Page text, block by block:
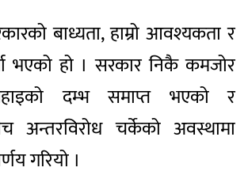
बाध्यता, हाम्रो आवश्यकता र
भएको हो । सरकार निकै कमजोर
दम्भ समाप्त भएको र
अन्तरविरोध चर्केको अवस्थामा
गरियो ।